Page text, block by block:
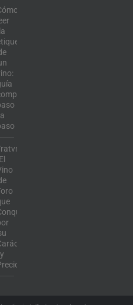
la
a
El
y